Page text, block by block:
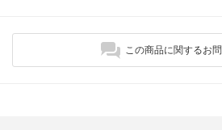
この商品に関するお